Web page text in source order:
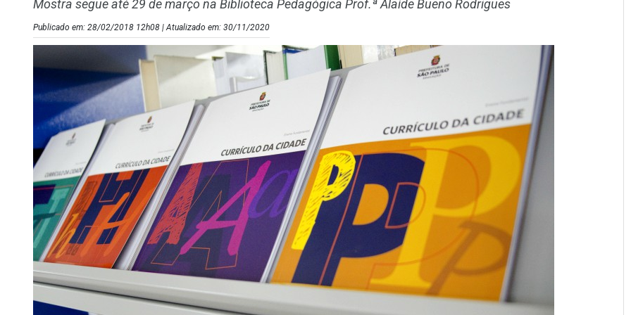
Mostra segue até 29 de março na Biblioteca Pedagógica Prof.ª Alaíde Bueno Rodrigues
Publicado em: 28/02/2018 12h08 | Atualizado em: 30/11/2020